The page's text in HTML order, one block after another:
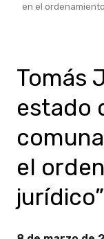
en el
Tomás
estado
el
jurídico”